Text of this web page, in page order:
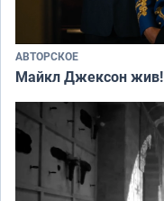
АВТОРСКОЕ
Майкл Джексон жив!